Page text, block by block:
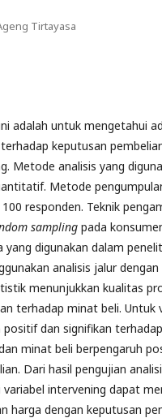
Tirtayasa
adalah untuk mengetahui
keputusan
Metode analisis yang
Metode
responden. Teknik
sampling pada
yang digunakan dalam
analisis jalur
menunjukkan kualitas
terhadap minat beli. Untuk
dan signifikan
minat beli berpengaruh
Dari hasil pengujian
intervening dapat
harga dengan keputusan